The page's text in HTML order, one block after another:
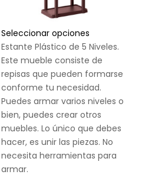
Seleccionar opciones
Estante Plástico de 5 Niveles.
Este mueble consiste de
repisas que pueden formarse
conforme tu necesidad.
Puedes armar varios niveles o
bien, puedes crear otros
muebles. Lo único que debes
hacer, es unir las piezas. No
necesita herramientas para
armar.